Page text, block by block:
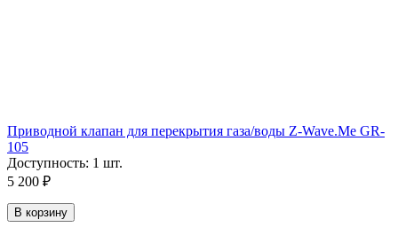
Приводной клапан для перекрытия газа/воды Z-Wave.Me GR-
105
Доступность: 1 шт.
5 200 ₽
В корзину